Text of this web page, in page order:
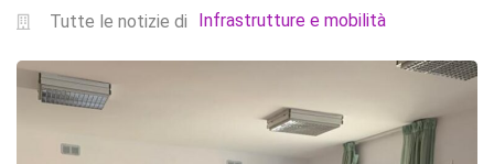
Tutte le notizie di
Infrastrutture e mobilità